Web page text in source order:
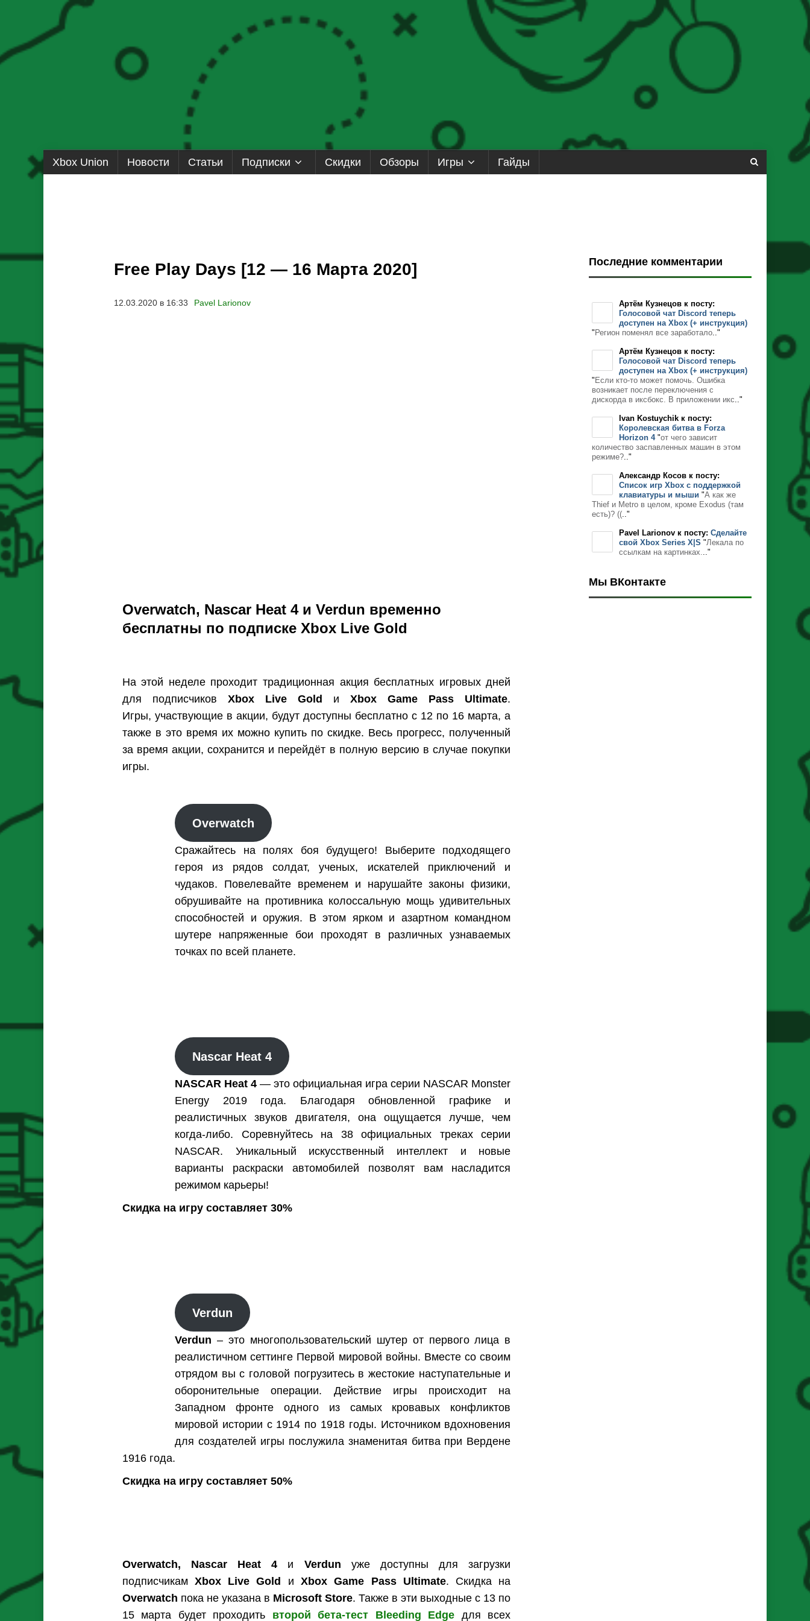
Перейти
к
Xbox Union Новости Статьи Подписки Скидки Обзоры Игры Гайды
Free Play Days [12 — 16 Марта 2020]
12.03.2020 в 16:33 Pavel Larionov
Overwatch, Nascar Heat 4 и Verdun временно
бесплатны по подписке Xbox Live Gold
На этой неделе проходит традиционная акция бесплатных игровых дней
для подписчиков Xbox Live Gold иXbox Game Pass Ultimate.
Игры, участвующие в акции, будут доступны бесплатно с 12 по 16 марта, а
также в это время их можно купить по скидке. Весь прогресс, полученный
за время акции, сохранится и перейдёт в полную версию в случае покупки
игры.
Overwatch
Сражайтесь на полях боя будущего! Выберите подходящего
героя из рядов солдат, ученых, искателей приключений и
чудаков. Повелевайте временем и нарушайте законы физики,
обрушивайте на противника колоссальную мощь удивительных
способностей и оружия. В этом ярком и азартном командном
шутере напряженные бои проходят в различных узнаваемых
точках по всей планете.
Nascar Heat 4
NASCAR Heat 4 — это официальная игра серии NASCAR Monster
Energy 2019 года. Благодаря обновленной графике и
реалистичных звуков двигателя, она ощущается лучше, чем
когда-либо. Соревнуйтесь на 38 официальных треках серии
NASCAR. Уникальный искусственный интеллект и новые
варианты раскраски автомобилей позволят вам насладится
режимом карьеры!
Скидка на игру составляет 30%
Verdun
Verdun – это многопользовательский шутер от первого лица в
реалистичном сеттинге Первой мировой войны. Вместе со своим
отрядом вы с головой погрузитесь в жестокие наступательные и
оборонительные операции. Действие игры происходит на
Западном фронте одного из самых кровавых конфликтов
мировой истории с 1914 по 1918 годы. Источником вдохновения
для создателей игры послужила знаменитая битва при Вердене
1916 года.
Скидка на игру составляет 50%
Overwatch, Nascar Heat 4 и Verdun уже доступны для загрузки
подписчикамXbox Live Gold и Xbox Game Pass Ultimate. Скидка на
Overwatch пока не указана в Microsoft Store. Также в эти выходные с 13 по
15 марта будет проходить второй бета-тест Bleeding Edge для всех
Последние комментарии
Артём Кузнецов к посту:
Голосовой чат Discord теперь
доступен на Xbox (+ инструкция)
" Регион поменял все заработало.."
Артём Кузнецов к посту:
Голосовой чат Discord теперь
доступен на Xbox (+ инструкция)
" Если кто-то может помочь. Ошибка
возникает после переключения с
дискорда в иксбокс. В приложении икс.."
Ivan Kostuychik к посту:
Королевская битва в Forza
Horizon 4 "от чего зависит
количество заспавленных машин в этом
режиме?.."
Александр Косов к посту:
Список игр Xbox c поддержкой
клавиатуры и мыши "А как же
Thief и Metro в целом, кроме Exodus (там
есть)? ((.."
Pavel Larionov к посту: Сделайте
свой Xbox Series X|S "Лекала по
ссылкам на картинках..."
Мы ВКонтакте